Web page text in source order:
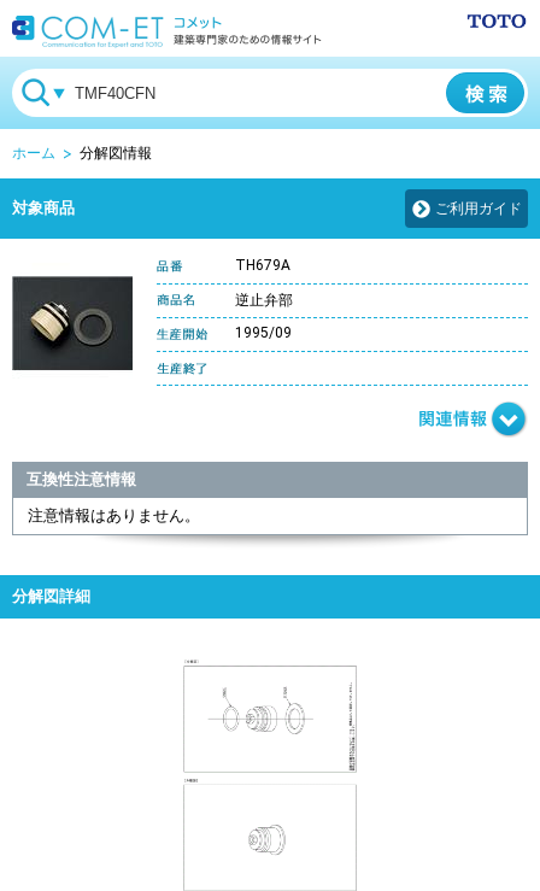
ホーム 分解図情報
対象商品 ご利用ガイド
TH679A
逆止弁部
1995/09
互換性注意情報
注意情報はありません。
分解図詳細